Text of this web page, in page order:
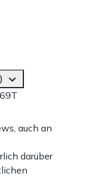
auch an
darüber